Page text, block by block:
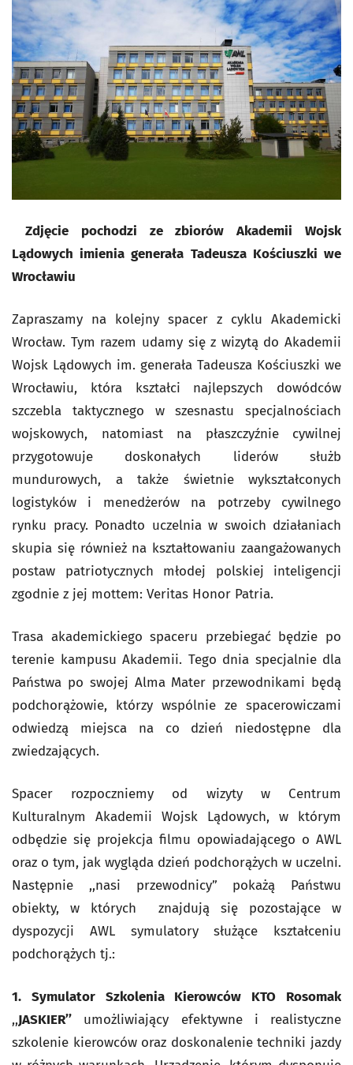
Zdjęcie pochodzi ze zbiorów Akademii Wojsk
Lądowych imienia generała Tadeusza Kościuszki we
Wrocławiu
Zapraszamy na kolejny spacer z cyklu Akademicki
Wrocław. Tym razem udamy się z wizytą do Akademii
Wojsk Lądowych im. generała Tadeusza Kościuszki we
Wrocławiu, która kształci najlepszych dowódców
szczebla taktycznego w szesnastu specjalnościach
wojskowych, natomiast na płaszczyźnie cywilnej
przygotowuje doskonałych liderów służb
mundurowych, a także świetnie wykształconych
logistyków i menedżerów na potrzeby cywilnego
rynku pracy. Ponadto uczelnia w swoich działaniach
skupia się również na kształtowaniu zaangażowanych
postaw patriotycznych młodej polskiej inteligencji
zgodnie z jej mottem: Veritas Honor Patria.
Trasa akademickiego spaceru przebiegać będzie po
terenie kampusu Akademii. Tego dnia specjalnie dla
Państwa po swojej Alma Mater przewodnikami będą
podchorążowie, którzy wspólnie ze spacerowiczami
odwiedzą miejsca na co dzień niedostępne dla
zwiedzających.
Spacer rozpoczniemy od wizyty w Centrum
Kulturalnym Akademii Wojsk Lądowych, w którym
odbędzie się projekcja filmu opowiadającego o AWL
oraz o tym, jak wygląda dzień podchorążych w uczelni.
Następnie ,,nasi przewodnicy” pokażą Państwu
obiekty, w których znajdują się pozostające w
dyspozycji AWL symulatory służące kształceniu
podchorążych tj.:
1. Symulator Szkolenia Kierowców KTO Rosomak
,,JASKIER’’ umożliwiający efektywne i realistyczne
szkolenie kierowców oraz doskonalenie techniki jazdy